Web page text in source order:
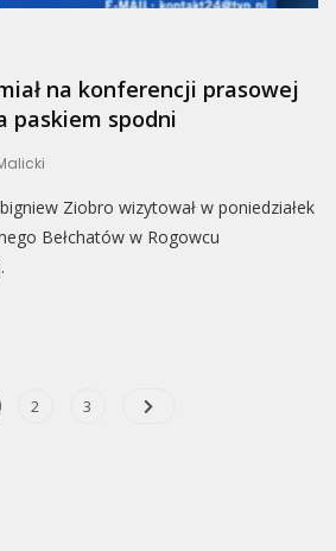
na konferencji prasowej
paskiem spodni
Ziobro wizytował w poniedziałek
Bełchatów w Rogowcu
Nawigacja
Page
2 Page
3